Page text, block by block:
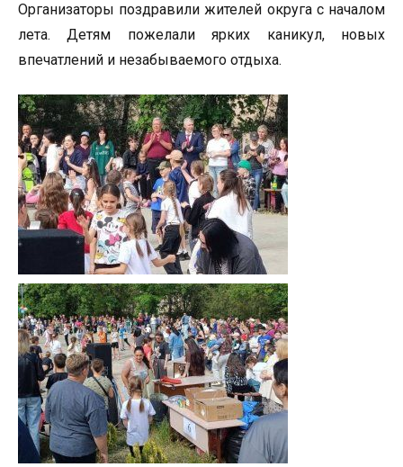
Организаторы поздравили жителей округа с началом
лета. Детям пожелали ярких каникул, новых
впечатлений и незабываемого отдыха.